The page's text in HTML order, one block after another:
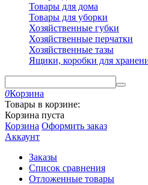
Товары для дома
Товары для уборки
Хозяйственные губки
Хозяйственные перчатки
Хозяйственные тазы
Ящики, коробки для
0Корзина
Товары в корзине:
Корзина пуста
Корзина Оформить заказ
Аккаунт
Заказы
Список сравнения
Отложенные товары